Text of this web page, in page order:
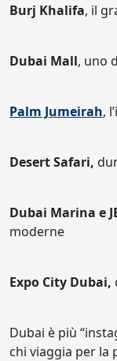
Burj Khalifa, il
Dubai Mall, uno
Palm Jumeirah,
Desert Safari,
Dubai Marina e
moderne
Expo City Dubai,
Dubai è più
chi viaggia per la